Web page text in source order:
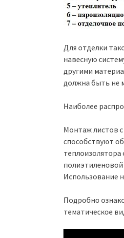
Для отделки
навесную
другими
должна быть не
Наиболее
Монтаж листов
способствуют
Использование
Подробно
тематическое